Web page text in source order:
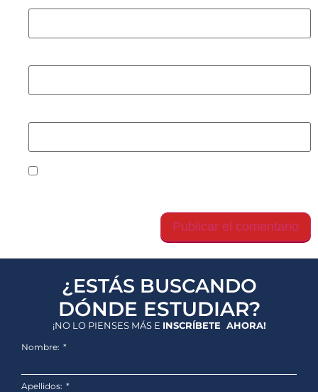
¿ESTÁS BUSCANDO
DÓNDE ESTUDIAR?
¡NO LO PIENSES MÁS E INSCRÍBETE AHORA!
Nombre:
Apellidos: